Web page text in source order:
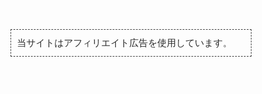
当サイトはアフィリエイト広告を使用しています。